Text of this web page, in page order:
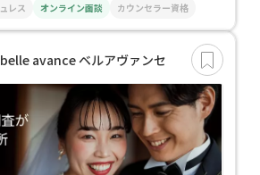
レス オンライン面談 カウンセラー資格
avance ベルアヴァンセ